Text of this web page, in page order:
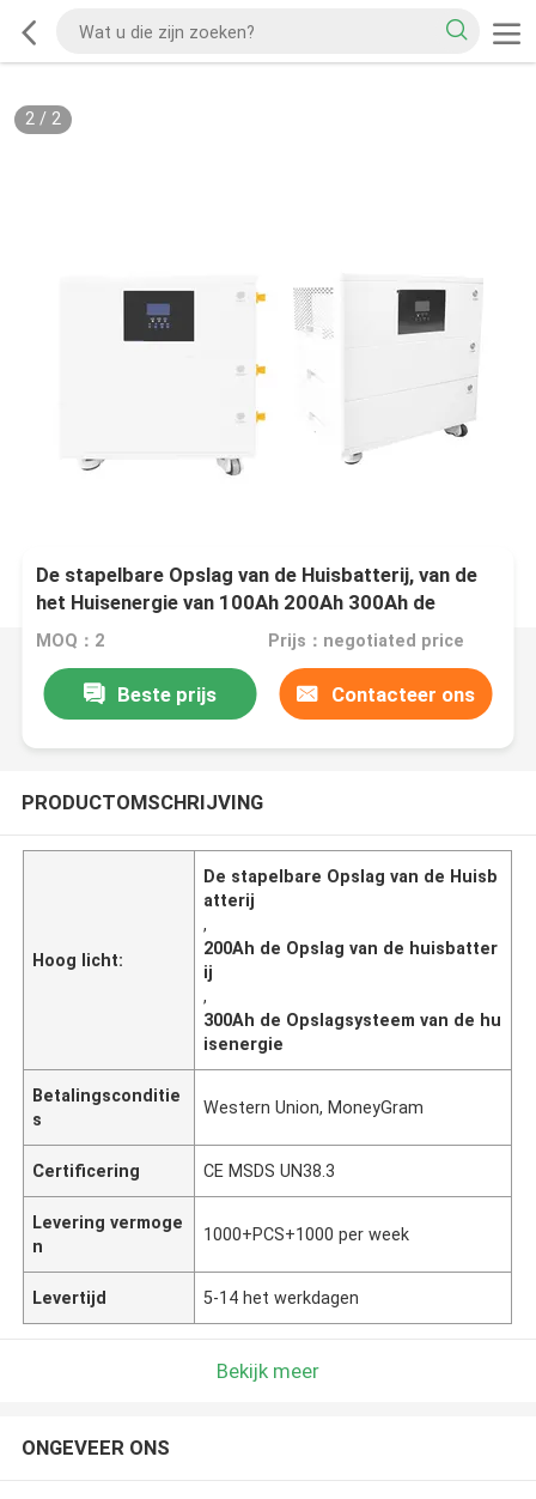
2/ 2
De stapelbare Opslag van de Huisbatterij, van de
het Huisenergie van 100Ah 200Ah 300Ah de
Opslagsysteem
MOQ：2 Prijs：negotiated price
Beste prijs Contacteer ons
PRODUCTOMSCHRIJVING
Hoog licht:
De stapelbare Opslag van de Huisb
atterij
,
200Ah de Opslag van de huisbatter
ij
,
300Ah de Opslagsysteem van de hu
isenergie
Betalingsconditie
s
Western Union, MoneyGram
Certificering CE MSDS UN38.3
Levering vermoge
n
1000+PCS+1000 per week
Levertijd 5-14 het werkdagen
Bekijk meer
ONGEVEER ONS